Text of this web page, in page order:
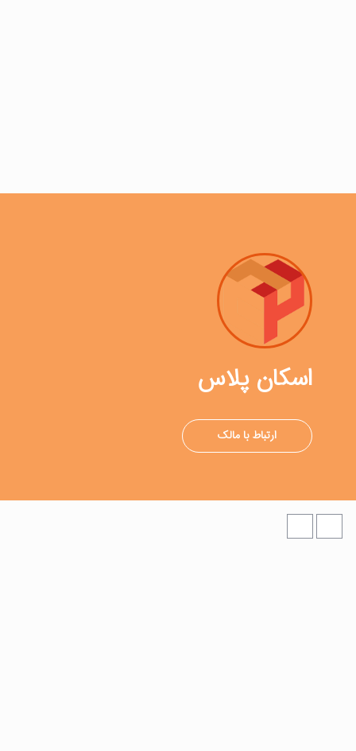
اسکان پلاس
ارتباط با مالک